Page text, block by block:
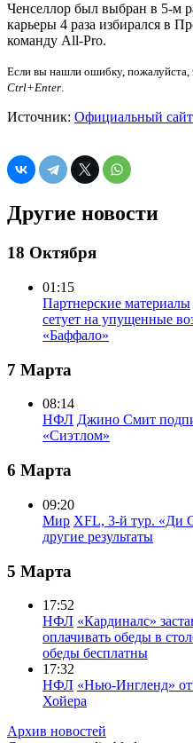
Ченселлор был выбран в 5-м
карьеры 4 раза избирался в
команду All-Pro.
Если вы нашли ошибку, пожалуйста,
Ctrl+Enter.
Источник: Официальный
Другие новости
18 Октября
01:15
Партнерские материалы
сетует на упущенные
«Баффало»
7 Марта
08:14
НФЛ Джино Смит
«Сиэтлом»
6 Марта
09:20
Мир XFL, 3-й тур. «Ди
другие результаты
5 Марта
17:52
НФЛ «Кардиналс»
оплачивать обеды в
обеды бесплатны
17:32
НФЛ «Нью-Ингленд»
Хойера
Архив новостей